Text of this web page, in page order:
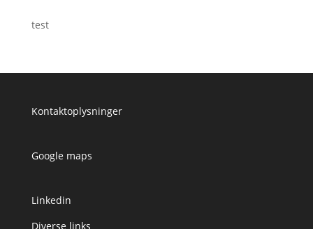
test
Kontaktoplysninger
Google maps
Linkedin
Diverse links